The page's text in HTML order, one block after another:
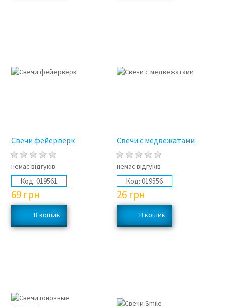
Свечи фейерверк
немає відгуків
Код: 019561
69 грн
Свечи с медвежатами
немає відгуків
Код: 019556
26 грн